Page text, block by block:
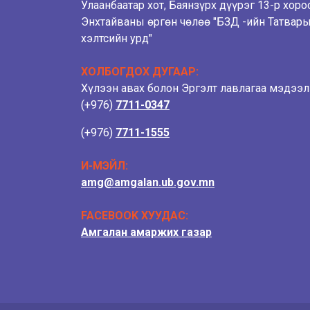
Улаанбаатар хот, Баянзүрх дүүрэг 13-р
Энхтайваны өргөн чөлөө "БЗД -ийн
хэлтсийн урд"
ХОЛБОГДОХ ДУГААР:
Хүлээн авах болон Эргэлт лавлагаа
(+976) 7711-0347
(+976) 7711-1555
И-МЭЙЛ:
amg@amgalan.ub.gov.mn
FACEBOOK ХУУДАС:
Амгалан амаржих газар